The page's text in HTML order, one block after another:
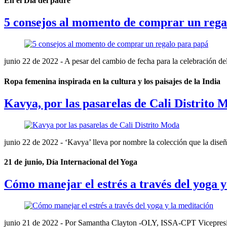
5 consejos al momento de comprar un
junio 22 de 2022 - A pesar del cambio de fecha para la celebración
Ropa femenina inspirada en la cultura y los paisajes de la India
Kavya, por las pasarelas de Cali Distrito
junio 22 de 2022 - ‘Kavya’ lleva por nombre la colección que la
21 de junio, Día Internacional del Yoga
Cómo manejar el estrés a través del yoga
junio 21 de 2022 - Por Samantha Clayton -OLY, ISSA-CPT